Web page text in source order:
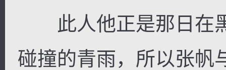
此人他正是那日在
碰撞的青雨，所以张帆